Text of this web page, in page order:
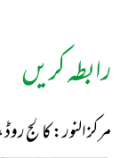
رابطہ کریں
مرکز النور: کالج